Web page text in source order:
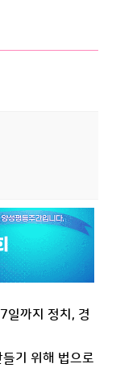
일까지 정치, 경
기 위해 법으로